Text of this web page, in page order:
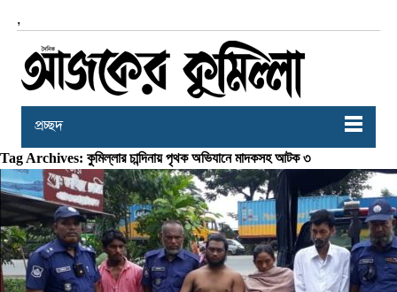
,
প্রচ্ছদ
Tag Archives: কুমিল্লার চান্দিনায় পৃথক অভিযানে মাদকসহ আটক ৩